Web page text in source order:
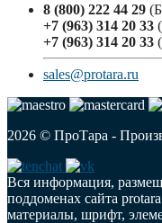
8 (800) 222 44 29
+7 (963) 314 20 33
+7 (963) 314 20 33
sales@protara.ru
2026 © ПроТара -
Вся информация,
поддоменах сайта
материалы, шрифт,